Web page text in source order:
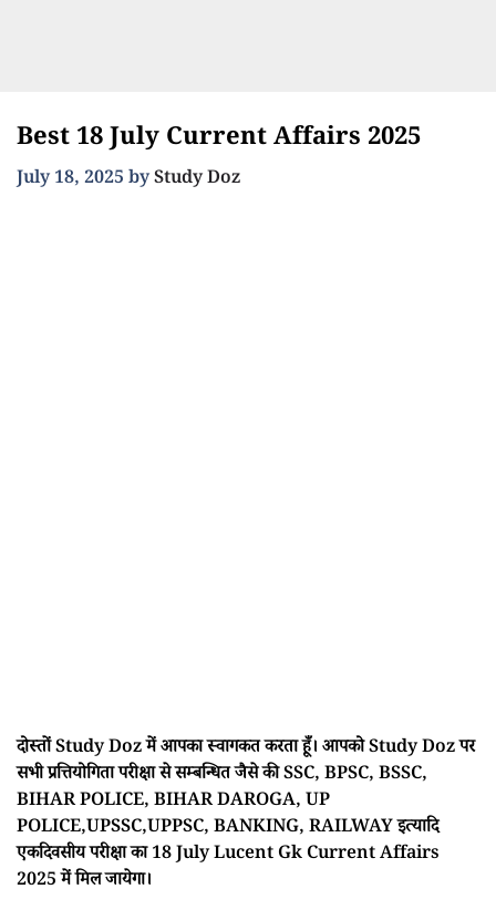
Best 18 July Current Affairs 2025
July 18, 2025 byStudy Doz
दोस्तों Study Doz में आपका स्वागकत करता हूँ। आपको Study Doz पर
सभी प्रत्तियोगिता परीक्षा से सम्बन्धित जैसे की SSC, BPSC, BSSC,
BIHAR POLICE, BIHAR DAROGA, UP
POLICE,UPSSC,UPPSC, BANKING, RAILWAY इत्यादि
एकदिवसीय परीक्षा का 18 July Lucent Gk Current Affairs
2025 में मिल जायेगा।